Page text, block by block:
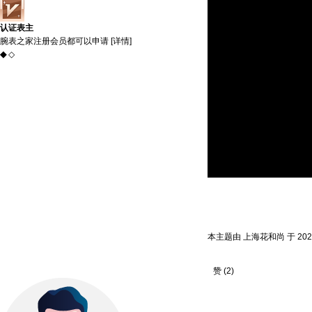
认证表主
腕表之家注册会员都可以申请 [详情]
◆ ◇
本主题由 上海花和尚 于
赞 (2)